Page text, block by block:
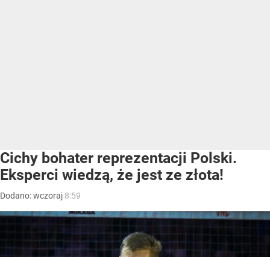
Cichy bohater reprezentacji Polski.
Eksperci wiedzą, że jest ze złota!
Dodano:wczoraj 8:59